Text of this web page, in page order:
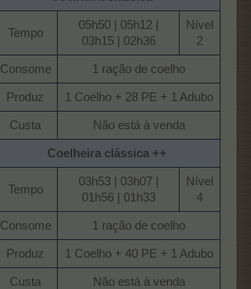
Tempo​
05h50 | 05h12 |
03h15 | 02h36​
Nível
2​
Consome​ 1 ração de coelho​
Produz​ 1 Coelho + 28 PE + 1 Adubo​
Custa​ Não está à venda​
Coelheira clássica ++
Tempo​
03h53 | 03h07 |
01h56 | 01h33​
Nível
4​
Consome​ 1 ração de coelho​
Produz​ 1 Coelho + 40 PE + 1 Adubo​
Custa​ Não está à venda​